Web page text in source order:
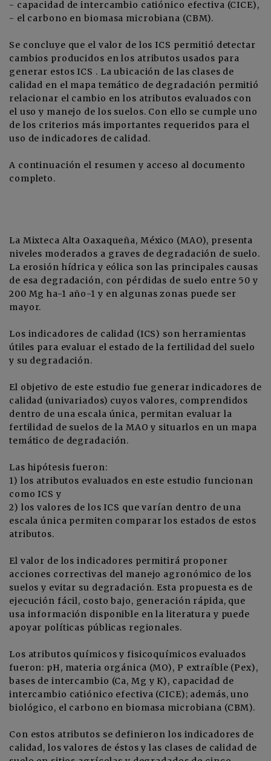
- capacidad de intercambio catiónico efectiva (CICE),
- el carbono en biomasa microbiana (CBM).
Se concluye que el valor de los ICS permitió detectar
cambios producidos en los atributos usados para
generar estos ICS . La ubicación de las clases de
calidad en el mapa temático de degradación permitió
relacionar el cambio en los atributos evaluados con
el uso y manejo de los suelos. Con ello se cumple uno
de los criterios más importantes requeridos para el
uso de indicadores de calidad.
A continuación el resumen y acceso al documento
completo.
La Mixteca Alta Oaxaqueña, México (MAO), presenta
niveles moderados a graves de degradación de suelo.
La erosión hídrica y eólica son las principales causas
de esa degradación, con pérdidas de suelo entre 50 y
200 Mg ha-1 año-1 y en algunas zonas puede ser
mayor.
Los indicadores de calidad (ICS) son herramientas
útiles para evaluar el estado de la fertilidad del suelo
y su degradación.
El objetivo de este estudio fue generar indicadores de
calidad (univariados) cuyos valores, comprendidos
dentro de una escala única, permitan evaluar la
fertilidad de suelos de la MAO y situarlos en un mapa
temático de degradación.
Las hipótesis fueron:
1) los atributos evaluados en este estudio funcionan
como ICS y
2) los valores de los ICS que varían dentro de una
escala única permiten comparar los estados de estos
atributos.
El valor de los indicadores permitirá proponer
acciones correctivas del manejo agronómico de los
suelos y evitar su degradación. Esta propuesta es de
ejecución fácil, costo bajo, generación rápida, que
usa información disponible en la literatura y puede
apoyar políticas públicas regionales.
Los atributos químicos y fisicoquímicos evaluados
fueron: pH, materia orgánica (MO), P extraíble (Pex),
bases de intercambio (Ca, Mg y K), capacidad de
intercambio catiónico efectiva (CICE); además, uno
biológico, el carbono en biomasa microbiana (CBM).
Con estos atributos se definieron los indicadores de
calidad, los valores de éstos y las clases de calidad de